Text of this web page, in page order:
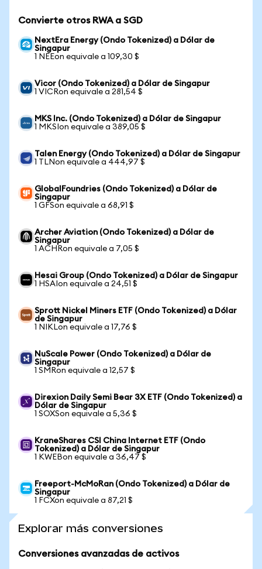
Convierte otros RWA a SGD
NextEra Energy (Ondo Tokenized) a Dólar de
Singapur
1 NEEon equivale a 109,30 $
Vicor (Ondo Tokenized) a Dólar de Singapur
1 VICRon equivale a 281,54 $
MKS Inc. (Ondo Tokenized) a Dólar de Singapur
1 MKSIon equivale a 389,05 $
Talen Energy (Ondo Tokenized) a Dólar de Singapur
1 TLNon equivale a 444,97 $
GlobalFoundries (Ondo Tokenized) a Dólar de
Singapur
1 GFSon equivale a 68,91 $
Archer Aviation (Ondo Tokenized) a Dólar de
Singapur
1 ACHRon equivale a 7,05 $
Hesai Group (Ondo Tokenized) a Dólar de Singapur
1 HSAIon equivale a 24,51 $
Sprott Nickel Miners ETF (Ondo Tokenized) a Dólar
de Singapur
1 NIKLon equivale a 17,76 $
NuScale Power (Ondo Tokenized) a Dólar de
Singapur
1 SMRon equivale a 12,57 $
Direxion Daily Semi Bear 3X ETF (Ondo Tokenized) a
Dólar de Singapur
1 SOXSon equivale a 5,36 $
KraneShares CSI China Internet ETF (Ondo
Tokenized) a Dólar de Singapur
1 KWEBon equivale a 36,47 $
Freeport-McMoRan (Ondo Tokenized) a Dólar de
Singapur
1 FCXon equivale a 87,21 $
Explorar más conversiones
Conversiones avanzadas de activos